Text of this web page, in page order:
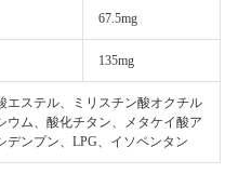
67.5mg
135mg
エステル、ミリスチン酸オクチル
ウム、酸化チタン、メタケイ酸ア
デンプン、LPG、イソペンタン